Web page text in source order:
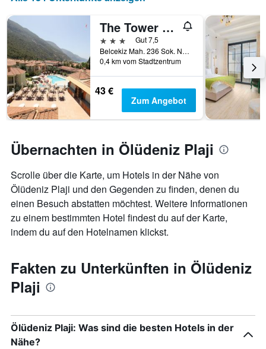
The Tower Hotel
3 Sterne
Gut 7,5
Belcekiz Mah. 236 Sok. No:4, Ölüdeniz, Türkei
0,4 km vom Stadtzentrum
43 €
Zum Angebot
Übernachten in Ölüdeniz Plaji
Scrolle über die Karte, um Hotels in der Nähe von
Ölüdeniz Plaji und den Gegenden zu finden, denen du
einen Besuch abstatten möchtest. Weitere Informationen
zu einem bestimmten Hotel findest du auf der Karte,
indem du auf den Hotelnamen klickst.
Fakten zu Unterkünften in Ölüdeniz
Plaji
Ölüdeniz Plaji: Was sind die besten Hotels in der
Nähe?